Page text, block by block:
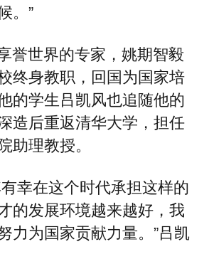
。”
誉世界的专家，姚期智毅
终身教职，回国为国家培
的学生吕凯风也追随他的
造后重返清华大学，担任
助理教授。
幸在这个时代承担这样的
的发展环境越来越好，我
力为国家贡献力量。”吕凯